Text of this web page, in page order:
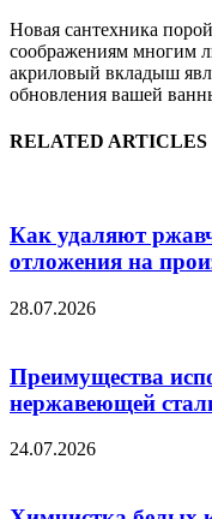
Новая сантехника
соображениям многим
акриловый вкладыш
обновления вашей
RELATED ARTICLES
Как удаляют
отложения на
28.07.2026
Преимущества
нержавеющей
24.07.2026